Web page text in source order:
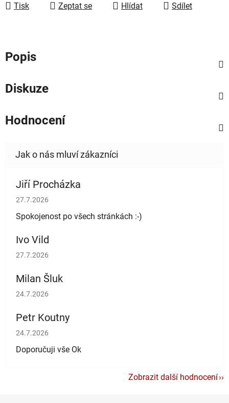
Tisk Zeptat se Hlídat Sdílet
Popis
Diskuze
Hodnocení
Jiří Procházka
Hodnocení obchodu je 5 z 5 hvězdiček.
27.7.2026
Spokojenost po všech stránkách :-)
Ivo Vild
Hodnocení obchodu je 5 z 5 hvězdiček.
27.7.2026
Milan Šluk
Hodnocení obchodu je 5 z 5 hvězdiček.
24.7.2026
Petr Koutny
Hodnocení obchodu je 5 z 5 hvězdiček.
24.7.2026
Doporučuji vše Ok
Zobrazit další hodnocení